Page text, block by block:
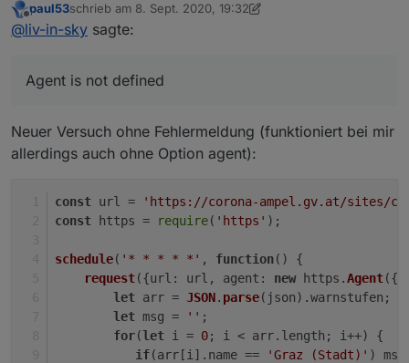
    });
ReferenceError: Agent is not defined
Offline
paul53schrieb am 8. Sept. 2020, 19:32
zuletzt editiert von paul53 9. Aug. 2020, 21:32
@liv-in-sky sagte:
Agent is not defined
Neuer Versuch ohne Fehlermeldung (funktioniert bei mir
allerdings auch ohne Option agent):
const url =
'https://corona-ampel.gv.at/sites/
const https = require( 'https' );
schedule( '* * * * *' , function( ) {
request({url : url, agent : new https.Agent({
let arr = JSON. parse(json).warnstufen ;
let msg = '' ;
for(let i = 0; i < arr. length ; i++) {
if(arr[i]. name == 'Graz (Stadt)' )